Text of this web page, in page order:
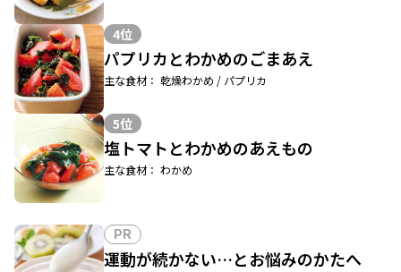
4位
パプリカとわかめのごまあえ
主な食材： 乾燥わかめ / パプリカ
5位
塩トマトとわかめのあえもの
主な食材： わかめ
PR
運動が続かない…とお悩みのかたへ